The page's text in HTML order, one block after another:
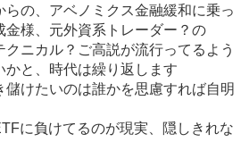
らの、 アベノミクス金融緩和に乗っ
金様、元外資系トレーダー？の
クニカル？ご高説が流行ってるよう
かと、時代は繰り返します
けたいのは誰かを思慮すれば自明
に負けてるのが現実、隠しきれな